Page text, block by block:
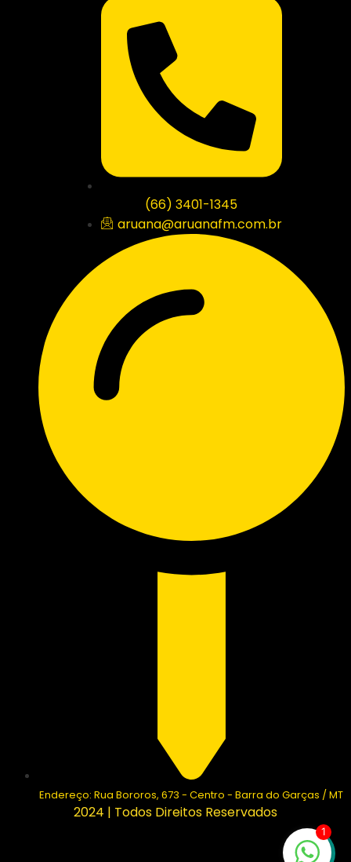
(66) 3401-1345
aruana@aruanafm.com.br
Endereço: Rua Bororos, 673 - Centro - Barra do Garças / MT
2024 | Todos Direitos Reservados
1